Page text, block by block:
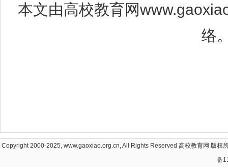
本文由高校教育网
络
Copyright 2000-2025, www.gaoxiao.org.cn, All Rights Reserved 高校教育网 版权
备